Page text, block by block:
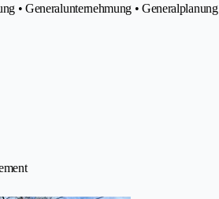
• Generalunternehmung • Generalplanung